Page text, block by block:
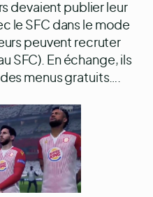
devaient publier leur
le SFC dans le mode
peuvent recruter
SFC). En échange, ils
menus gratuits….